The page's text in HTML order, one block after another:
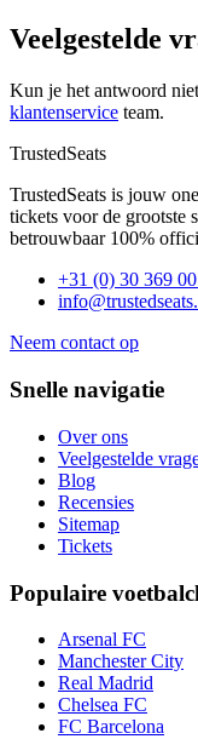
Veelgestelde
Kun je het antwoord
klantenservice team.
TrustedSeats
TrustedSeats is jouw
tickets voor de grootste
betrouwbaar 100%
+31 (0) 30 369
Neem contact op
Snelle navigatie
Over ons
Veelgestelde
Blog
Recensies
Sitemap
Tickets
Populaire
Arsenal FC
Manchester City
Real Madrid
Chelsea FC
FC Barcelona